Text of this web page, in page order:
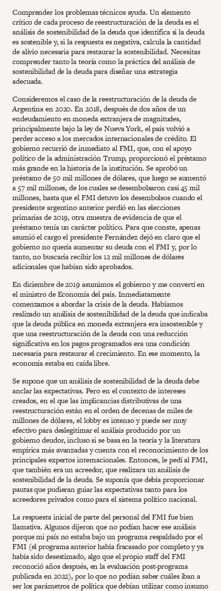
Comprender los problemas técnicos ayuda. Un elemento
crítico de cada proceso de reestructuración de la deuda es el
análisis de sostenibilidad de la deuda que identifica si la deuda
es sostenible y, si la respuesta es negativa, calcula la cantidad
de alivio necesaria para restaurar la sostenibilidad. Necesitas
comprender tanto la teoría como la práctica del análisis de
sostenibilidad de la deuda para diseñar una estrategia
adecuada.
Consideremos el caso de la reestructuración de la deuda de
Argentina en 2020. En 2018, después de dos años de un
endeudamiento en moneda extranjera de magnitudes,
principalmente bajo la ley de Nueva York, el país volvió a
perder acceso a los mercados internacionales de crédito. El
gobierno recurrió de inmediato al FMI, que, con el apoyo
político de la administración Trump, proporcionó el préstamo
más grande en la historia de la institución. Se aprobó un
préstamo de 50 mil millones de dólares, que luego se aumentó
a 57 mil millones, de los cuales se desembolsaron casi 45 mil
millones, hasta que el FMI detuvo los desembolsos cuando el
presidente argentino anterior perdió en las elecciones
primarias de 2019, otra muestra de evidencia de que el
préstamo tenía un carácter político. Para que conste, apenas
asumió el cargo el presidente Fernández dejó en claro que el
gobierno no quería aumentar su deuda con el FMI y, por lo
tanto, no buscaría recibir los 12 mil millones de dólares
adicionales que habían sido aprobados.
En diciembre de 2019 asumimos el gobierno y me convertí en
el ministro de Economía del país. Inmediatamente
comenzamos a abordar la crisis de la deuda. Habíamos
realizado un análisis de sostenibilidad de la deuda que indicaba
que la deuda pública en moneda extranjera era insostenible y
que una reestructuración de la deuda con una reducción
significativa en los pagos programados era una condición
necesaria para restaurar el crecimiento. En ese momento, la
economía estaba en caída libre.
Se supone que un análisis de sostenibilidad de la deuda debe
anclar las expectativas. Pero en el contexto de intereses
creados, en el que las implicancias distributivas de una
reestructuración están en el orden de decenas de miles de
millones de dólares, el lobby es intenso y puede ser muy
efectivo para deslegitimar el análisis producido por un
gobierno deudor, incluso si se basa en la teoría y la literatura
empírica más avanzadas y cuenta con el reconocimiento de los
principales expertos internacionales. Entonces, le pedí al FMI,
que también era un acreedor, que realizara un análisis de
sostenibilidad de la deuda. Se suponía que debía proporcionar
pautas que pudieran guiar las expectativas tanto para los
acreedores privados como para el sistema político nacional.
La respuesta inicial de parte del personal del FMI fue bien
llamativa. Algunos dijeron que no podían hacer ese análisis
porque mi país no estaba bajo un programa respaldado por el
FMI (el programa anterior había fracasado por completo y ya
había sido desestimado, algo que el propio staff del FMI
reconoció años después, en la evaluación post-programa
publicada en 2022), por lo que no podían saber cuáles iban a
ser los parámetros de política que debían utilizar como insumo